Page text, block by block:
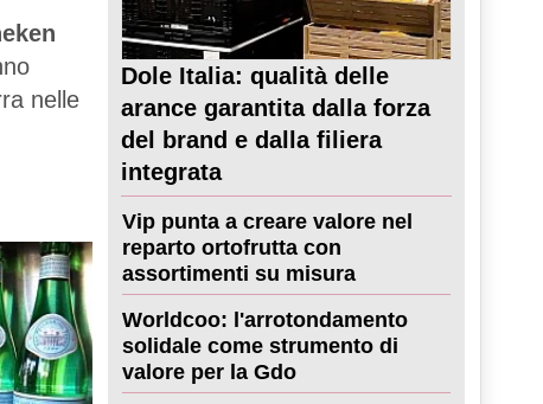
nelle
Dole Italia: qualità delle
arance garantita dalla forza
del brand e dalla filiera
integrata
Vip punta a creare valore nel
reparto ortofrutta con
assortimenti su misura
Worldcoo: l'arrotondamento
solidale come strumento di
valore per la Gdo